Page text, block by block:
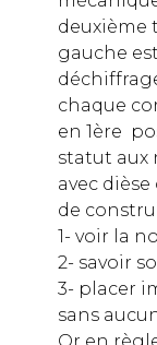
deuxième
gauche
chaque
en 1ère
statut aux
avec
de
1- voir la
2- savoir
3- placer
sans